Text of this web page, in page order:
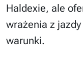
Haldexie, ale
wrażenia z
warunki.